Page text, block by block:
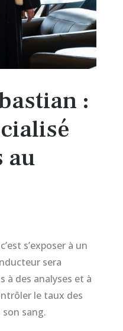
:
au
s’exposer à un
sera
à des analyses et à
le taux des
sang.